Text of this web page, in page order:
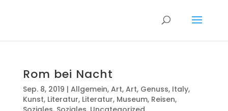
Rom bei Nacht
Sep. 8, 2019 | Allgemein, Art, Art, Genuss, Italy,
Kunst, Literatur, Literatur, Museum, Reisen,